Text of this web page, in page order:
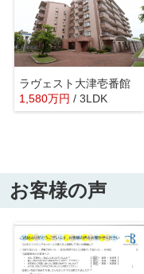
ラヴェスト大津壱番館
1,580万円 / 3LDK
お客様の声